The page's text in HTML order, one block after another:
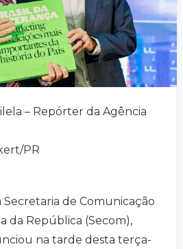
– Repórter da Agência
PR
de Comunicação
da República (Secom),
na tarde desta terça-